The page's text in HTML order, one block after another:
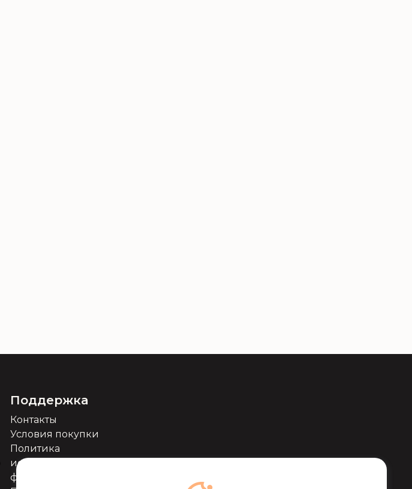
Поддержка
Контакты
Условия покупки
Политика
использования
файлов cookie